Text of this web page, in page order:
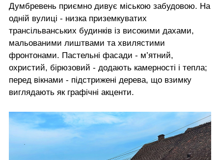
Думбревень приємно дивує міською забудовою. На
одній вулиці - низка приземкуватих
трансільванських будинків із високими дахами,
мальованими лиштвами та хвилястими
фронтонами. Пастельні фасади - м’ятний,
охристий, бірюзовий - додають камерності і тепла;
перед вікнами - підстрижені дерева, що взимку
виглядають як графічні акценти.